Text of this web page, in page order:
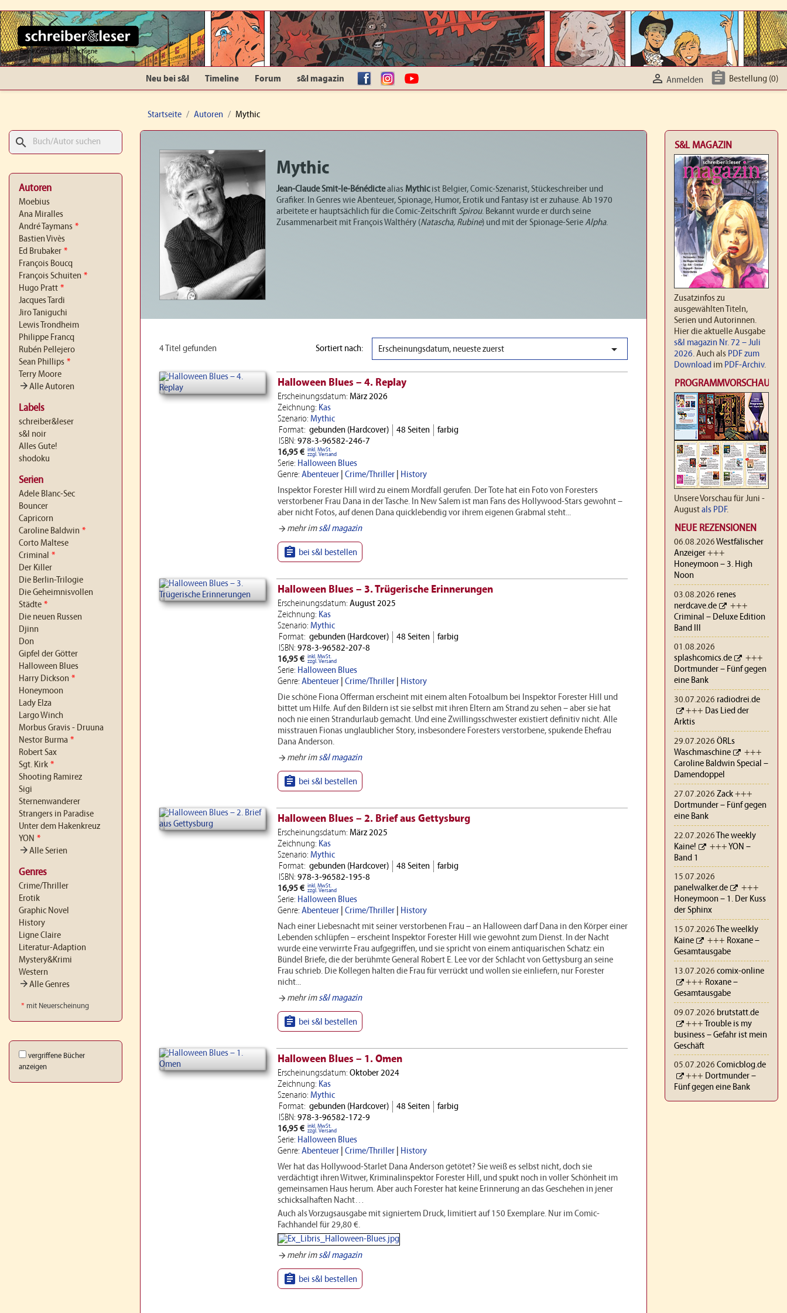
Feine Comics für Erwachsene
Neu bei s&l Timeline Forum s&l magazin facebookInstagramYouTube  Anmelden  Bestellung (0)
Startseite Autoren Mythic
search
Autoren
Moebius
Ana Miralles
André Taymans *
Bastien Vivès
Ed Brubaker *
François Boucq
François Schuiten *
Hugo Pratt *
Jacques Tardi
Jiro Taniguchi
Lewis Trondheim
Philippe Francq
Rubén Pellejero
Sean Phillips *
Terry Moore
arrow_forwardAlle Autoren
Labels
schreiber&leser
s&l noir
Alles Gute!
shodoku
Serien
Adele Blanc-Sec
Bouncer
Capricorn
Caroline Baldwin *
Corto Maltese
Criminal *
Der Killer
Die Berlin-Trilogie
Die Geheimnisvollen
Städte *
Die neuen Russen
Djinn
Don
Gipfel der Götter
Halloween Blues
Harry Dickson *
Honeymoon
Lady Elza
Largo Winch
Morbus Gravis - Druuna
Nestor Burma *
Robert Sax
Sgt. Kirk *
Shooting Ramirez
Sigi
Sternenwanderer
Strangers in Paradise
Unter dem Hakenkreuz
YON *
arrow_forwardAlle Serien
Genres
Crime/Thriller
Erotik
Graphic Novel
History
Ligne Claire
Literatur-Adaption
Mystery&Krimi
Western
arrow_forwardAlle Genres
* mit Neuerscheinung
vergriffene Bücher
anzeigen
Mythic
Jean-Claude Smit-le-Bénédictealias Mythicist Belgier, Comic-Szenarist, Stückeschreiber und
Grafiker. In Genres wie Abenteuer, Spionage, Humor, Erotik und Fantasy ist er zuhause. Ab 1970
arbeitete er hauptsächlich für die Comic-Zeitschrift Spirou. Bekannt wurde er durch seine
Zusammenarbeit mit François Walthéry (Natascha, Rubine) und mit der Spionage-SerieAlpha.
4 Titel gefunden Sortiert nach: Erscheinungsdatum, neueste zuerst 
Halloween Blues – 4. Replay
Erscheinungsdatum: März 2026
Zeichnung: Kas
Szenario: Mythic
Format: gebunden (Hardcover) 48 Seiten
farbig
ISBN: 978-3-96582-246-7
16,95 € inkl. MwSt.
zzgl. Versand
Serie: Halloween Blues
Genre: Abenteuer Crime/Thriller
History
Inspektor Forester Hill wird zu einem Mordfall gerufen. Der Tote hat ein Foto von Foresters
verstorbener Frau Dana in der Tasche. In New Salem ist man Fans des Hollywood-Stars gewohnt –
aber nicht Fotos, auf denen Dana quicklebendig vor ihrem eigenen Grabmal steht...
arrow_forward mehr ims&l magazin
 bei s&l bestellen
Halloween Blues – 3. Trügerische Erinnerungen
Erscheinungsdatum: August 2025
Zeichnung: Kas
Szenario: Mythic
Format: gebunden (Hardcover) 48 Seiten
farbig
ISBN: 978-3-96582-207-8
16,95 € inkl. MwSt.
zzgl. Versand
Serie: Halloween Blues
Genre: Abenteuer Crime/Thriller
History
Die schöne Fiona Offerman erscheint mit einem alten Fotoalbum bei Inspektor Forester Hill und
bittet um Hilfe. Auf den Bildern ist sie selbst mit ihren Eltern am Strand zu sehen – aber sie hat
noch nie einen Strandurlaub gemacht. Und eine Zwillingsschwester existiert definitiv nicht. Alle
misstrauen Fionas unglaublicher Story, insbesondere Foresters verstorbene, spukende Ehefrau
Dana Anderson.
arrow_forward mehr ims&l magazin
 bei s&l bestellen
Halloween Blues – 2. Brief aus Gettysburg
Erscheinungsdatum: März 2025
Zeichnung: Kas
Szenario: Mythic
Format: gebunden (Hardcover) 48 Seiten
farbig
ISBN: 978-3-96582-195-8
16,95 € inkl. MwSt.
zzgl. Versand
Serie: Halloween Blues
Genre: Abenteuer Crime/Thriller
History
Nach einer Liebesnacht mit seiner verstorbenen Frau – an Halloween darf Dana in den Körper einer
Lebenden schlüpfen – erscheint Inspektor Forester Hill wie gewohnt zum Dienst. In der Nacht
wurde eine verwirrte Frau aufgegriffen, und sie spricht von einem antiquarischen Schatz: ein
Bündel Briefe, die der berühmte General Robert E. Lee vor der Schlacht von Gettysburg an seine
Frau schrieb. Die Kollegen halten die Frau für verrückt und wollen sie einliefern, nur Forester
nicht...
arrow_forward mehr ims&l magazin
 bei s&l bestellen
Halloween Blues – 1. Omen
Erscheinungsdatum: Oktober 2024
Zeichnung: Kas
Szenario: Mythic
Format: gebunden (Hardcover) 48 Seiten
farbig
ISBN: 978-3-96582-172-9
16,95 € inkl. MwSt.
zzgl. Versand
Serie: Halloween Blues
Genre: Abenteuer Crime/Thriller
History
Wer hat das Hollywood-Starlet Dana Anderson getötet? Sie weiß es selbst nicht, doch sie
verdächtigt ihren Witwer, Kriminalinspektor Forester Hill, und spukt noch in voller Schönheit im
gemeinsamen Haus herum. Aber auch Forester hat keine Erinnerung an das Geschehen in jener
schicksalhaften Nacht…
Auch als Vorzugsausgabe mit signiertem Druck, limitiert auf 150 Exemplare. Nur im Comic-
Fachhandel für 29,80 €.
arrow_forward mehr ims&l magazin
 bei s&l bestellen
S&L MAGAZIN
Zusatzinfos zu
ausgewählten Titeln,
Serien und Autorinnen.
Hier die aktuelle Ausgabe
s&l magazin Nr. 72 – Juli
2026. Auch als PDF zum
Download im PDF-Archiv.
PROGRAMMVORSCHAU
Unsere Vorschau für Juni -
Augustals PDF.
NEUE REZENSIONEN
06.08.2026Westfälischer
Anzeiger+++
Honeymoon – 3. High
Noon
03.08.2026 renes
nerdcave.de
+++
Criminal – Deluxe Edition
Band III
01.08.2026
splashcomics.de
+++
Dortmunder – Fünf gegen
eine Bank
30.07.2026 radiodrei.de
+++ Das Lied der
Arktis
29.07.2026 ÖRLs
Waschmaschine
+++
Caroline Baldwin Special –
Damendoppel
27.07.2026 Zack+++
Dortmunder – Fünf gegen
eine Bank
22.07.2026The weekly
Kaine!
+++YON –
Band 1
15.07.2026
panelwalker.de
+++
Honeymoon – 1. Der Kuss
der Sphinx
15.07.2026
The weelkly
Kaine
+++ Roxane –
Gesamtausgabe
13.07.2026 comix-online
+++ Roxane –
Gesamtausgabe
09.07.2026 brutstatt.de
+++
Trouble is my
business – Gefahr ist mein
Geschäft
05.07.2026 Comicblog.de
+++ Dortmunder –
Fünf gegen eine Bank